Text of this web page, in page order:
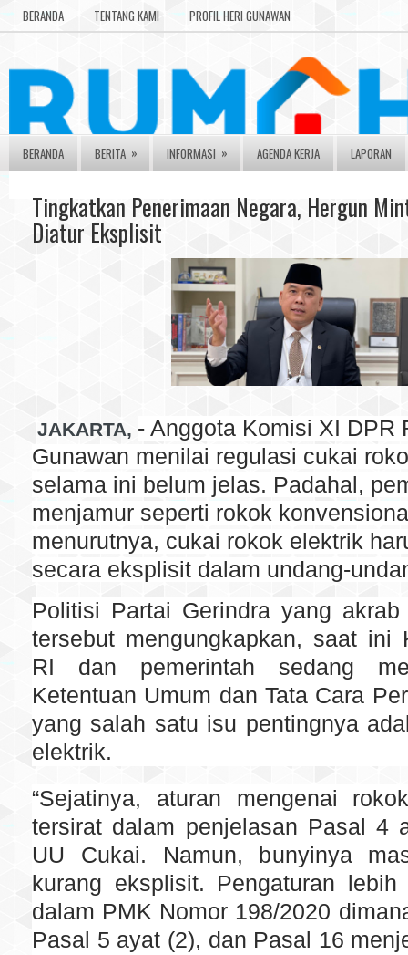
BERANDA TENTANG KAMI PROFIL HERI GUNAWAN
BERANDA BERITA » INFORMASI » AGENDA KERJA LAPORAN
Tingkatkan Penerimaan Negara, Hergun
Diatur Eksplisit
JAKARTA, - Anggota Komisi XI DPR
Gunawan menilai regulasi cukai
selama ini belum jelas. Padahal,
menjamur seperti rokok
menurutnya, cukai rokok elektrik
secara eksplisit dalam undang-
Politisi Partai Gerindra yang
tersebut mengungkapkan, saat ini
RI dan pemerintah sedang
Ketentuan Umum dan Tata Cara
yang salah satu isu pentingnya
elektrik.
“Sejatinya, aturan mengenai
tersirat dalam penjelasan Pasal 4
UU Cukai. Namun, bunyinya
kurang eksplisit. Pengaturan
dalam PMK Nomor 198/2020
Pasal 5 ayat (2), dan Pasal 16